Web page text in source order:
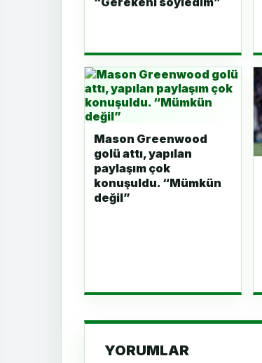
Mason Greenwood
golü attı, yapılan
paylaşım çok
konuşuldu. “Mümkün
değil”
YORUMLAR